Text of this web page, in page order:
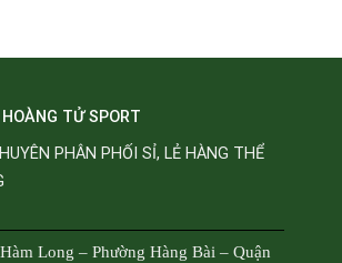
TỬ SPORT
PHÂN PHỐI SỈ, LẺ HÀNG THỂ
Long – Phường Hàng Bài – Quận